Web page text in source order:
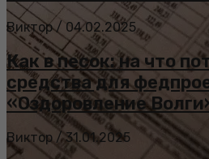
Виктор / 04.02.2025
Как в песок: на что
средства для
«Оздоровление
Виктор / 31.01.2025